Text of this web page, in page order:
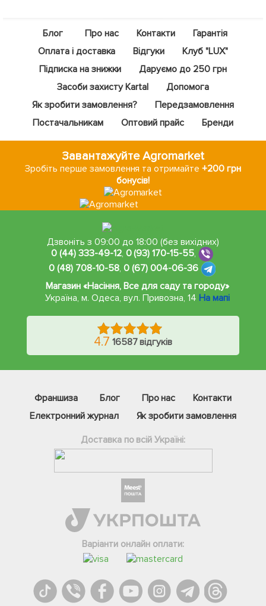
Блог Про нас Контакти
Гарантія
Оплата і доставка
Відгуки
Клуб "LUX"
Підписка на знижки
Даруємо до 250 грн
Засоби захисту Kartal
Допомога
Як зробити замовлення?
Передзамовлення
Постачальникам
Оптовий прайс Бренди
Завантажуйте Agromarket
Зробіть перше замовлення та отримайте+200 грн
бонусів!
Дзвоніть з 09:00 до 18:00 (без вихідних)
0 (44) 333-49-12, 0 (93) 170-15-55,
0 (48) 708-10-58, 0 (67) 004-06-36
Магазин «Насіння, Все для саду та городу»
Україна, м. Одеса,вул. Привозна, 14 На мапі
4.7 16587 відгуків
Франшиза Блог Про нас
Контакти
Електронний журнал
Як зробити замовлення
Доставка по всій Україні:
Варіанти онлайн оплати:
Телеграм
Вайбер
Онлайн чат